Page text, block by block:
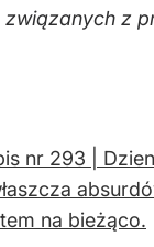
z
nr 293 |
na bieżąco.